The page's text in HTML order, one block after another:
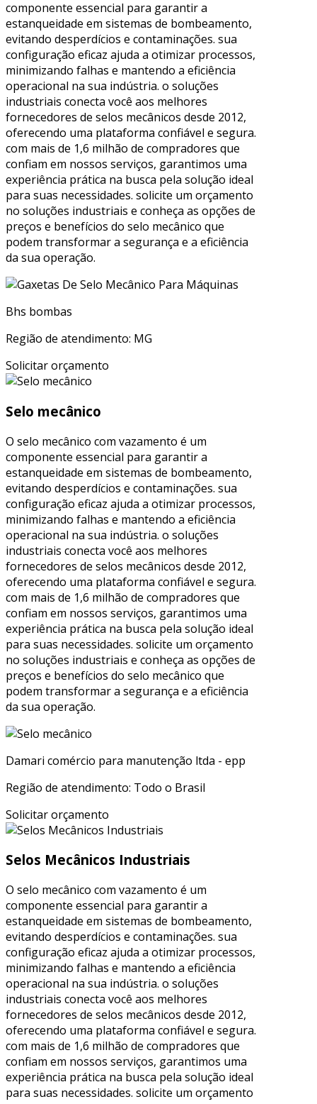
componente essencial para garantir a
estanqueidade em sistemas de bombeamento,
evitando desperdícios e contaminações. sua
configuração eficaz ajuda a otimizar processos,
minimizando falhas e mantendo a eficiência
operacional na sua indústria. o soluções
industriais conecta você aos melhores
fornecedores de selos mecânicos desde 2012,
oferecendo uma plataforma confiável e segura.
com mais de 1,6 milhão de compradores que
confiam em nossos serviços, garantimos uma
experiência prática na busca pela solução ideal
para suas necessidades. solicite um orçamento
no soluções industriais e conheça as opções de
preços e benefícios do selo mecânico que
podem transformar a segurança e a eficiência
da sua operação.
Bhs bombas
Região de atendimento: MG
Solicitar orçamento
Selo mecânico
O selo mecânico com vazamento é um
componente essencial para garantir a
estanqueidade em sistemas de bombeamento,
evitando desperdícios e contaminações. sua
configuração eficaz ajuda a otimizar processos,
minimizando falhas e mantendo a eficiência
operacional na sua indústria. o soluções
industriais conecta você aos melhores
fornecedores de selos mecânicos desde 2012,
oferecendo uma plataforma confiável e segura.
com mais de 1,6 milhão de compradores que
confiam em nossos serviços, garantimos uma
experiência prática na busca pela solução ideal
para suas necessidades. solicite um orçamento
no soluções industriais e conheça as opções de
preços e benefícios do selo mecânico que
podem transformar a segurança e a eficiência
da sua operação.
Damari comércio para manutenção ltda - epp
Região de atendimento: Todo o Brasil
Solicitar orçamento
Selos Mecânicos Industriais
O selo mecânico com vazamento é um
componente essencial para garantir a
estanqueidade em sistemas de bombeamento,
evitando desperdícios e contaminações. sua
configuração eficaz ajuda a otimizar processos,
minimizando falhas e mantendo a eficiência
operacional na sua indústria. o soluções
industriais conecta você aos melhores
fornecedores de selos mecânicos desde 2012,
oferecendo uma plataforma confiável e segura.
com mais de 1,6 milhão de compradores que
confiam em nossos serviços, garantimos uma
experiência prática na busca pela solução ideal
para suas necessidades. solicite um orçamento